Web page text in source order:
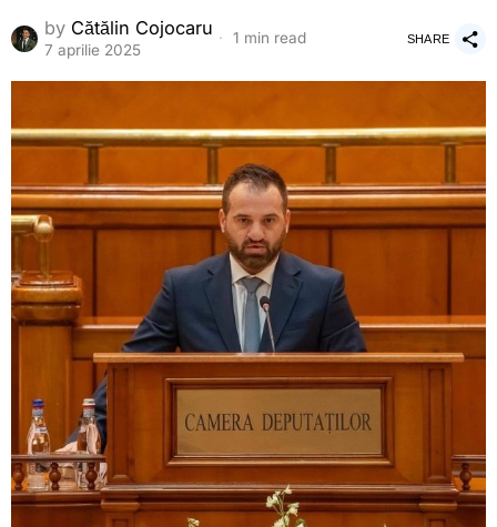
by Cătălin Cojocaru
7 aprilie 2025
1 min read SHARE